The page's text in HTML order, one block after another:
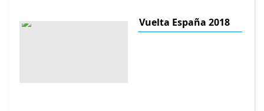
Vuelta España 2018